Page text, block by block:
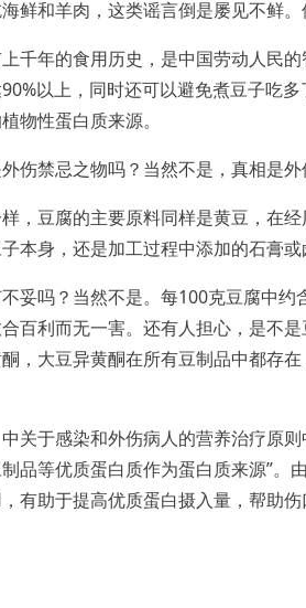
鲜和羊肉，这类谣言倒是屡见不鲜
千年的食用历史，是中国劳动人民
以上，同时还可以避免煮豆子吃
物性蛋白质来源。
伤禁忌之物吗？当然不是，真相是外
，豆腐的主要原料同样是黄豆，在
本身，还是加工过程中添加的石膏或
妥吗？当然不是。每100克豆腐中
百利而无一害。还有人担心，是不
，大豆异黄酮在所有豆制品中都存
关于感染和外伤病人的营养治疗原
品等优质蛋白质作为蛋白质来源”。
有助于提高优质蛋白摄入量，帮助